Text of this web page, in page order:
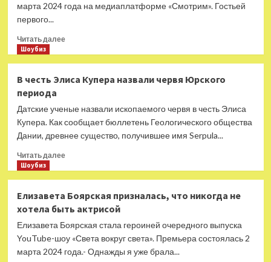
с
марта 2024 года на медиаплатформе «Смотрим». Гостьей
первого...
Читать далееПрочитать
Буланова
в
новом
шоу
Елены
Шоубиз
В честь Элиса Купера назвали червя Юрского
периода
Датские ученые назвали ископаемого червя в честь Элиса
Купера. Как сообщает бюллетень Геологического общества
Дании, древнее существо, получившее имя Serpula...
Читать далееПрочитать
честь
Элиса
Купера
назвали
червя
Юрского
Шоубиз
Елизавета Боярская призналась, что никогда не
хотела быть актрисой
Елизавета Боярская стала героиней очередного выпуска
YouTube-шоу «Света вокруг света». Премьера состоялась 2
марта 2024 года.- Однажды я уже брала...